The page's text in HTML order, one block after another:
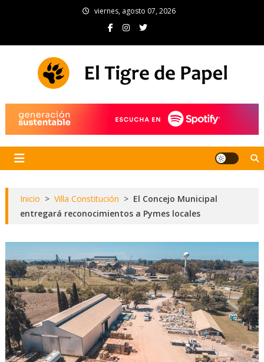
viernes, agosto 07, 2026
Inicio > Villa Constitución > El Concejo Municipal
entregará reconocimientos a Pymes locales